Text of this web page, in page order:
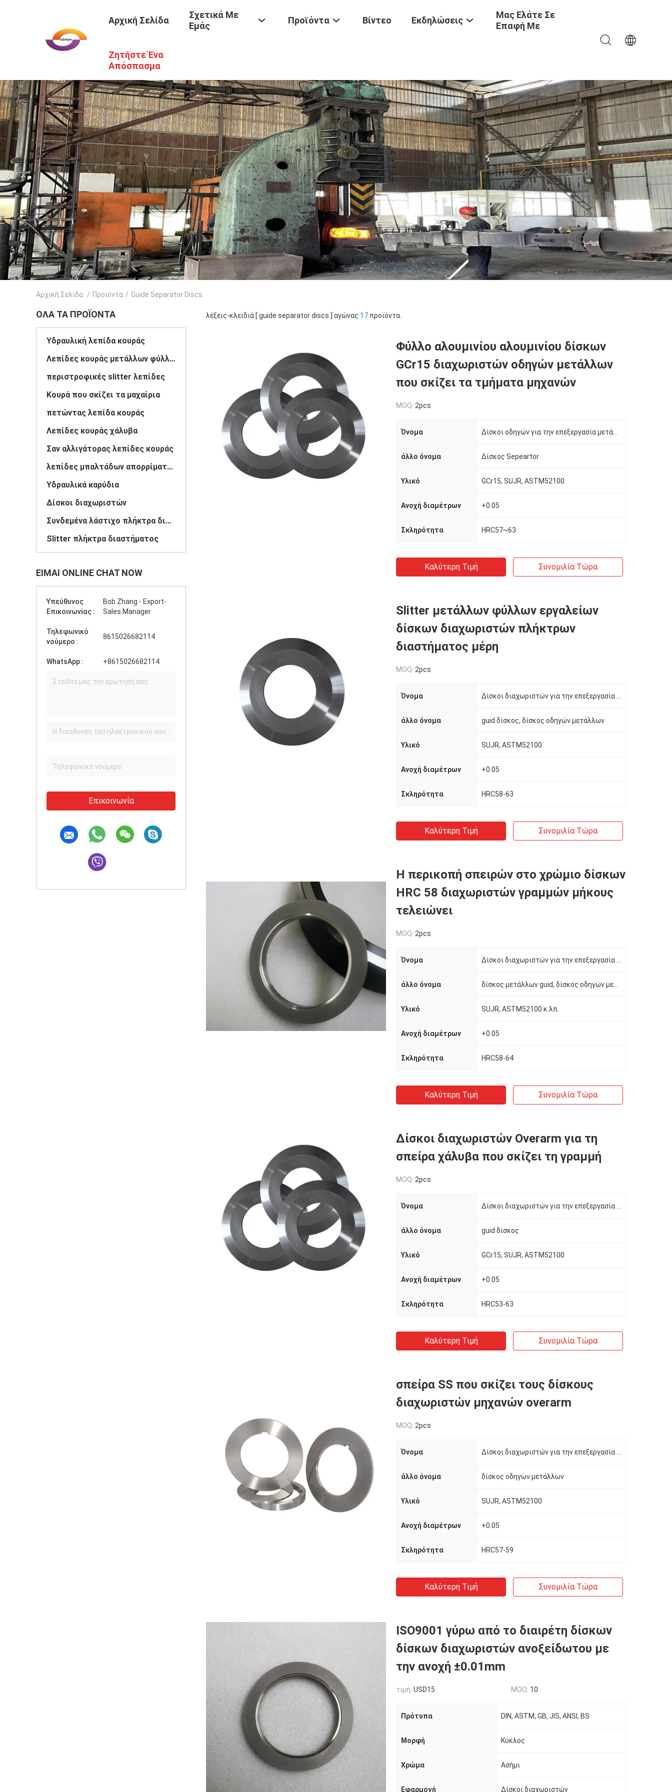
Αρχική Σελίδα
Σχετικά Με
Εμάς
Προϊόντα Βίντεο Εκδηλώσεις
Μας Ελάτε Σε
Επαφή Με
Ζητήστε Ένα
Απόσπασμα
Αρχική Σελίδα / Προϊόντα / Guide Separator Discs
ΌΛΑ ΤΑ ΠΡΟΪΌΝΤΑ
Υδραυλική λεπίδα κουράς
Λεπίδες κουράς μετάλλων φύλλων
περιστροφικές slitter λεπίδες
Κουρά που σκίζει τα μαχαίρια
πετώντας λεπίδα κουράς
Λεπίδες κουράς χάλυβα
Σαν αλλιγάτορας λεπίδες κουράς
λεπίδες μπαλτάδων απορρίματος
Υδραυλικά καρύδια
Δίσκοι διαχωριστών
Συνδεμένα λάστιχο πλήκτρα διαστήματος
Slitter πλήκτρα διαστήματος
ΕΊΜΑΙ ONLINE CHAT NOW
Υπεύθυνος
Επικοινωνίας :
Bob Zhang - Export-
Sales Manager
Τηλεφωνικό
νούμερο :
8615026682114
WhatsApp : +8615026682114
Επικοινωνία
λέξεις-κλειδιά [ guide separator discs ] αγώνας 17 προϊόντα.
Φύλλο αλουμινίου αλουμινίου δίσκων
GCr15 διαχωριστών οδηγών μετάλλων
που σκίζει τα τμήματα μηχανών
MOQ: 2pcs
Όνομα
άλλο όνομα Δίσκος Sepeartor
Υλικό GCr15, SUJR, ASTM52100
Ανοχή διαμέτρων +0.05
Σκληρότητα HRC57~63
Καλύτερη Τιμή Συνομιλία Τώρα
Slitter μετάλλων φύλλων εργαλείων
δίσκων διαχωριστών πλήκτρων
διαστήματος μέρη
MOQ: 2pcs
Όνομα
άλλο όνομα guid δίσκος, δίσκος οδηγών μετάλλων
Υλικό SUJR, ASTM52100
Ανοχή διαμέτρων +0.05
Σκληρότητα HRC58-63
Καλύτερη Τιμή Συνομιλία Τώρα
Η περικοπή σπειρών στο χρώμιο δίσκων
HRC 58 διαχωριστών γραμμών μήκους
τελειώνει
MOQ: 2pcs
Όνομα
άλλο όνομα
Υλικό SUJR, ASTM52100 κ.λπ.
Ανοχή διαμέτρων +0.05
Σκληρότητα HRC58-64
Καλύτερη Τιμή Συνομιλία Τώρα
Δίσκοι διαχωριστών Overarm για τη
σπείρα χάλυβα που σκίζει τη γραμμή
MOQ: 2pcs
Όνομα
άλλο όνομα guid δίσκος
Υλικό GCr15, SUJR, ASTM52100
Ανοχή διαμέτρων +0.05
Σκληρότητα HRC53-63
Καλύτερη Τιμή Συνομιλία Τώρα
σπείρα SS που σκίζει τους δίσκους
διαχωριστών μηχανών overarm
MOQ: 2pcs
Όνομα
άλλο όνομα δίσκος οδηγών μετάλλων
Υλικό SUJR, ASTM52100
Ανοχή διαμέτρων +0.05
Σκληρότητα HRC57-59
Καλύτερη Τιμή Συνομιλία Τώρα
ISO9001 γύρω από το διαιρέτη δίσκων
δίσκων διαχωριστών ανοξείδωτου με
την ανοχή ±0.01mm
τιμή: USD15 MOQ: 10
Πρότυπα DIN, ASTM, GB, JIS, ANSI, BS
Μορφή Κύκλος
Χρώμα Ασήμι
Εφαρμογή Δίσκοι διαχωριστών